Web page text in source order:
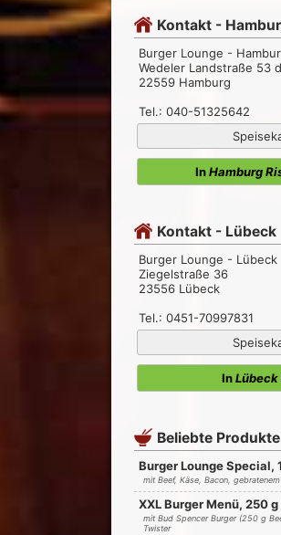
Kontakt -
Burger Lounge -
Wedeler Landstraße 53 d
22559 Hamburg
Tel.: 040-51325642
InHamburg
Kontakt - Lübeck
Burger Lounge - Lübeck
Ziegelstraße 36
23556 Lübeck
Tel.: 0451-70997831
InLübeck
Beliebte
Burger Lounge Special,
mit Beef, Käse, Bacon,
XXL Burger Menü, 250 g
mit Bud Spencer Burger (250 g
Twister